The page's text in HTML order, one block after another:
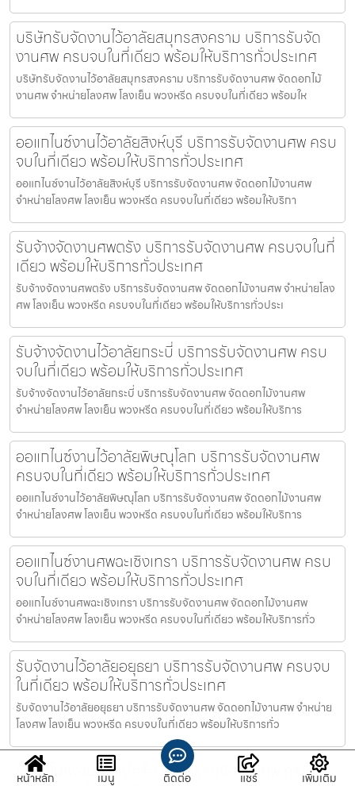
บริษัทรับจัดงานไว้อาลัยสมุทรสงคราม บริการรับจัด
งานศพ ครบจบในที่เดียว พร้อมให้บริการทั่วประเทศ
บริษัทรับจัดงานไว้อาลัยสมุทรสงคราม บริการรับจัดงานศพ จัดดอกไม้
งานศพ จำหน่ายโลงศพ โลงเย็น พวงหรีด ครบจบในที่เดียว พร้อมให
ออแกไนซ์งานไว้อาลัยสิงห์บุรี บริการรับจัดงานศพ ครบ
จบในที่เดียว พร้อมให้บริการทั่วประเทศ
ออแกไนซ์งานไว้อาลัยสิงห์บุรี บริการรับจัดงานศพ จัดดอกไม้งานศพ
จำหน่ายโลงศพ โลงเย็น พวงหรีด ครบจบในที่เดียว พร้อมให้บริกา
รับจ้างจัดงานศพตรัง บริการรับจัดงานศพ ครบจบในที่
เดียว พร้อมให้บริการทั่วประเทศ
รับจ้างจัดงานศพตรัง บริการรับจัดงานศพ จัดดอกไม้งานศพ จำหน่ายโลง
ศพ โลงเย็น พวงหรีด ครบจบในที่เดียว พร้อมให้บริการทั่วประเ
รับจ้างจัดงานไว้อาลัยกระบี่ บริการรับจัดงานศพ ครบ
จบในที่เดียว พร้อมให้บริการทั่วประเทศ
รับจ้างจัดงานไว้อาลัยกระบี่ บริการรับจัดงานศพ จัดดอกไม้งานศพ
จำหน่ายโลงศพ โลงเย็น พวงหรีด ครบจบในที่เดียว พร้อมให้บริการ
ออแกไนซ์งานไว้อาลัยพิษณุโลก บริการรับจัดงานศพ
ครบจบในที่เดียว พร้อมให้บริการทั่วประเทศ
ออแกไนซ์งานไว้อาลัยพิษณุโลก บริการรับจัดงานศพ จัดดอกไม้งานศพ
จำหน่ายโลงศพ โลงเย็น พวงหรีด ครบจบในที่เดียว พร้อมให้บริการ
ออแกไนซ์งานศพฉะเชิงเทรา บริการรับจัดงานศพ ครบ
จบในที่เดียว พร้อมให้บริการทั่วประเทศ
ออแกไนซ์งานศพฉะเชิงเทรา บริการรับจัดงานศพ จัดดอกไม้งานศพ
จำหน่ายโลงศพ โลงเย็น พวงหรีด ครบจบในที่เดียว พร้อมให้บริการทั่ว
รับจัดงานไว้อาลัยอยุธยา บริการรับจัดงานศพ ครบจบ
ในที่เดียว พร้อมให้บริการทั่วประเทศ
รับจัดงานไว้อาลัยอยุธยา บริการรับจัดงานศพ จัดดอกไม้งานศพ จำหน่าย
โลงศพ โลงเย็น พวงหรีด ครบจบในที่เดียว พร้อมให้บริการทั่ว
ออแกไนซ์งานศพแปดริ้ว บริการรับจัดงานศพ ครบจบ
หน้าหลัก เมนู ติดต่อ แชร์ เพิ่มเติม